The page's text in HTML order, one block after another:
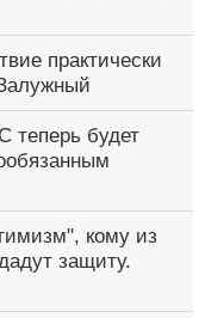
практически
теперь будет
кому из
защиту.